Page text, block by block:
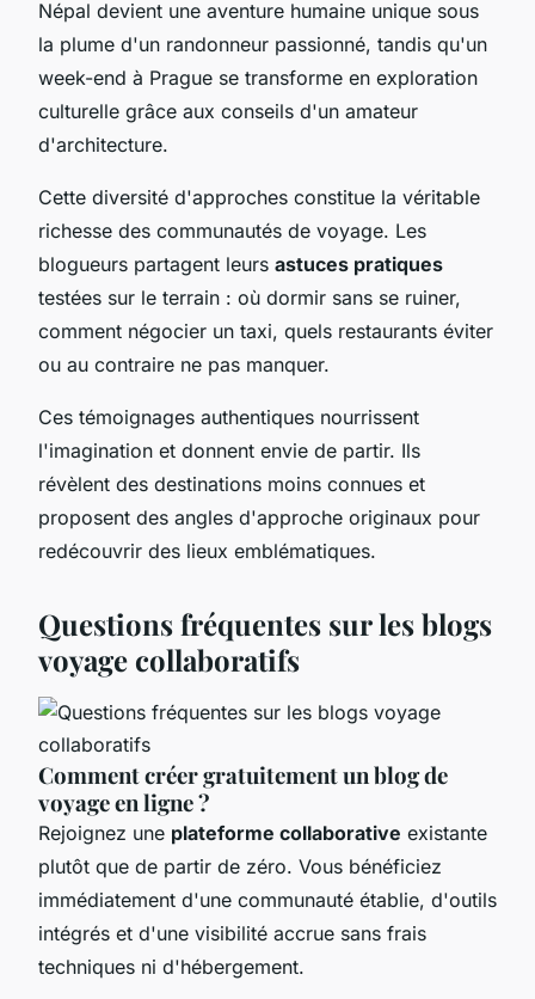
Népal devient une aventure humaine unique sous
la plume d'un randonneur passionné, tandis qu'un
week-end à Prague se transforme en exploration
culturelle grâce aux conseils d'un amateur
d'architecture.
Cette diversité d'approches constitue la véritable
richesse des communautés de voyage. Les
blogueurs partagent leurs astuces pratiques
testées sur le terrain : où dormir sans se ruiner,
comment négocier un taxi, quels restaurants éviter
ou au contraire ne pas manquer.
Ces témoignages authentiques nourrissent
l'imagination et donnent envie de partir. Ils
révèlent des destinations moins connues et
proposent des angles d'approche originaux pour
redécouvrir des lieux emblématiques.
Questions fréquentes sur les blogs
voyage collaboratifs
Comment créer gratuitement un blog de
voyage en ligne ?
Rejoignez une plateforme collaborative existante
plutôt que de partir de zéro. Vous bénéficiez
immédiatement d'une communauté établie, d'outils
intégrés et d'une visibilité accrue sans frais
techniques ni d'hébergement.